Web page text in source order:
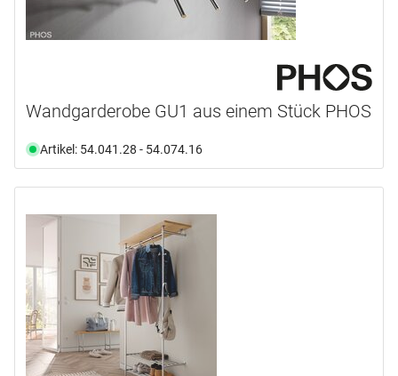
Wandgarderobe GU1 aus einem Stück PHOS
Artikel: 54.041.28 - 54.074.16